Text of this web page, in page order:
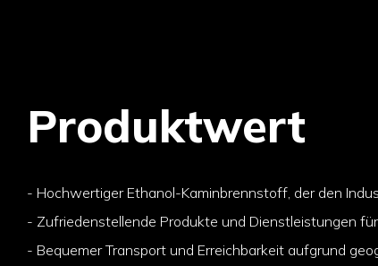
Produktwert
- Hochwertiger Ethanol-Kaminbrennstoff, der den
- Zufriedenstellende Produkte und Dienstleistungen
- Bequemer Transport und Erreichbarkeit aufgrund